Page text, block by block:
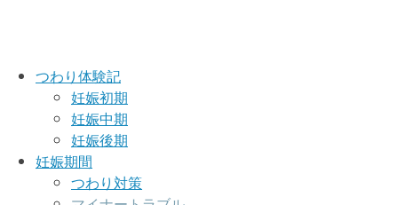
つわり体験記
妊娠初期
妊娠中期
妊娠後期
妊娠期間
つわり対策